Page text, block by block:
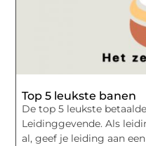
Top 5 leukste banen
De top 5 leukste
Leidinggevende. Als
al, geef je leiding aan